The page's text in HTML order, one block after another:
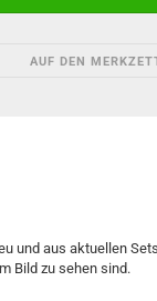
AUF DEN
und aus aktuellen
Bild zu sehen sind.